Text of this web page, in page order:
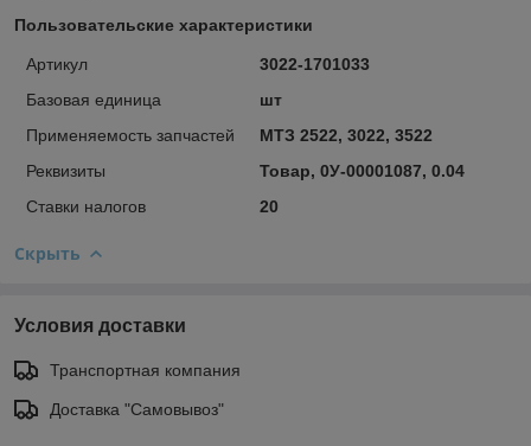
Пользовательские характеристики
Артикул
3022-1701033
Базовая единица
шт
Применяемость запчастей
МТЗ 2522, 3022, 3522
Реквизиты
Товар, 0У-00001087, 0.04
Ставки налогов
20
Скрыть
Условия доставки
Транспортная компания
Доставка "Самовывоз"